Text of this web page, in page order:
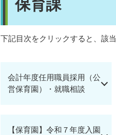
保育課
下記目次をクリックすると、該
会計年度任用職員採用（公
営保育園）・就職相談
【保育園】令和７年度入園